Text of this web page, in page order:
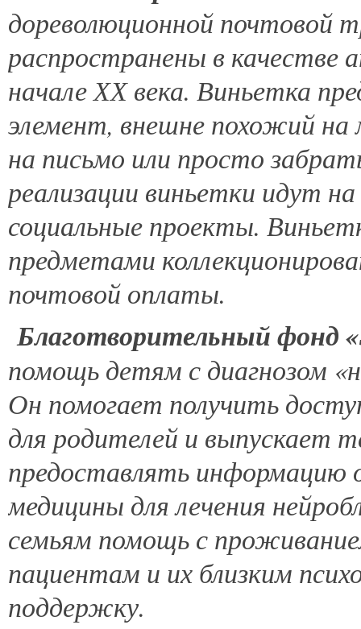
дореволюционной почтовой
распространены в качестве
начале ХХ века. Виньетка
элемент, внешне похожий
на письмо или просто
реализации виньетки идут
социальные проекты.
предметами
почтовой оплаты.
Благотворительный фонд
помощь детям с диагнозом
Он помогает получить
для родителей и выпускает
предоставлять информацию
медицины для лечения
семьям помощь с
пациентам и их близким
поддержку.